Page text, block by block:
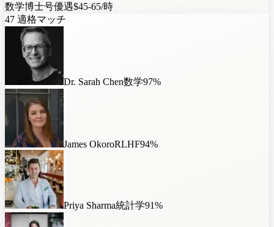
数学博士号優遇$45-65/時
47 適格マッチ
Dr. Sarah Chen数学97%
James OkoroRLHF94%
Priya Sharma統計学91%